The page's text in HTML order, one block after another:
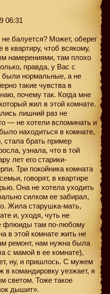
06:31
балуется? Может, оберег
квартиру, чтоб всякому,
намерениями, там плохо
правда, у Вас с
нормальные, а не
такие чувства в
почему так. Когда мне
жил в этой комнате.
лишний раз не
— не хотели вспоминать и
находиться в комнате,
стала брать пример
узнала, что в той
лет его старики-
Три покойника комната
говорят, в квартире
Она не хотела уходить
силком ее забирал,
Жила старушка-мать,
и, уходя, чуть не
флюиды там по-любому
в этой комнате жить не
ремонт, нам нужна была
с мамой в ее комнате),
ну, и пришлось. С мужем
командировку уезжает, я
светом. Тоже такое
дышит».